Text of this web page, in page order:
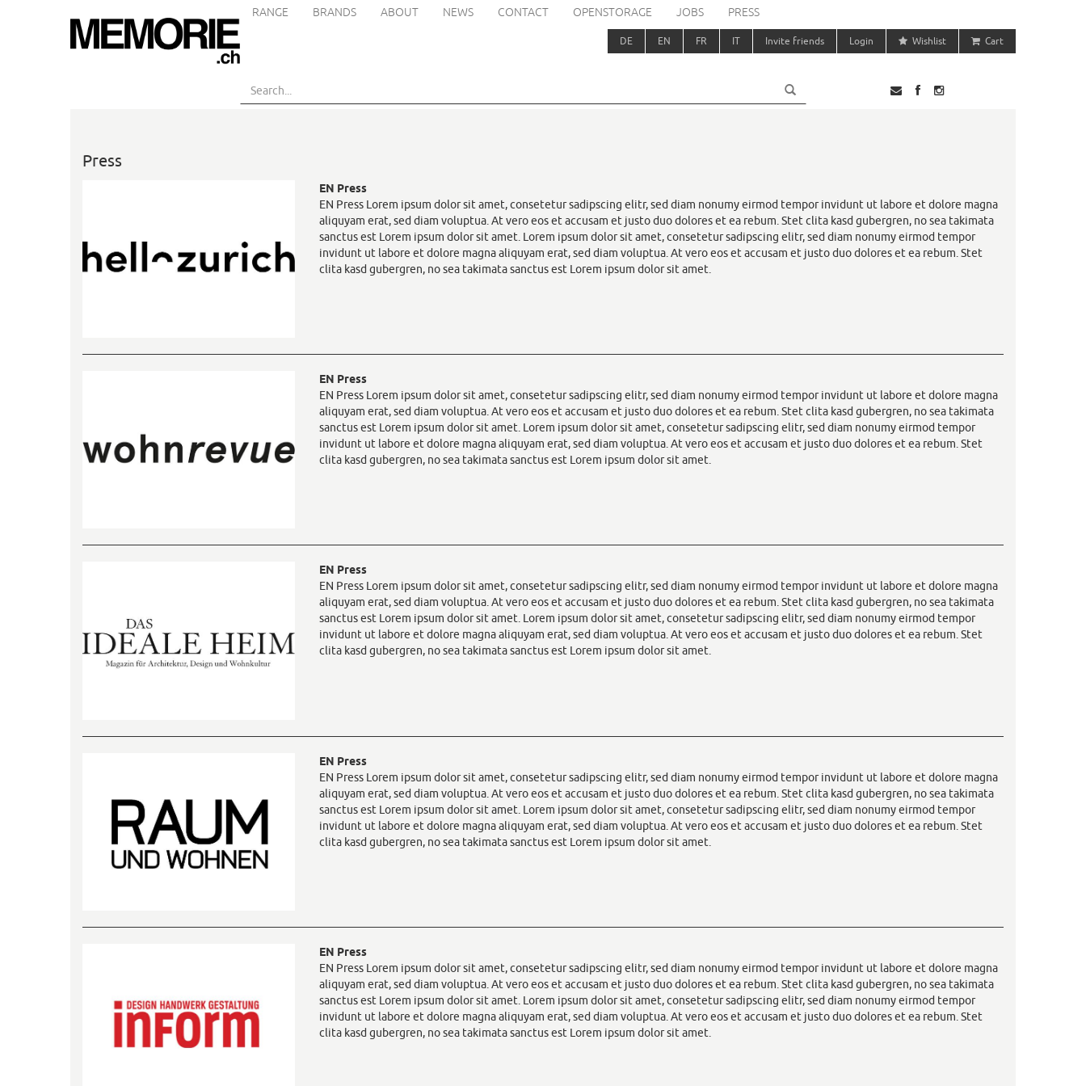
RANGE BRANDS ABOUT NEWS CONTACT OPENSTORAGE JOBS PRESS
DE EN FR IT Invite friends Login Wishlist Cart
Press
EN Press
EN Press Lorem ipsum dolor sit amet, consetetur sadipscing elitr, sed diam nonumy eirmod tempor invidunt ut labore et dolore magna
aliquyam erat, sed diam voluptua. At vero eos et accusam et justo duo dolores et ea rebum. Stet clita kasd gubergren, no sea takimata
sanctus est Lorem ipsum dolor sit amet. Lorem ipsum dolor sit amet, consetetur sadipscing elitr, sed diam nonumy eirmod tempor
invidunt ut labore et dolore magna aliquyam erat, sed diam voluptua. At vero eos et accusam et justo duo dolores et ea rebum. Stet
clita kasd gubergren, no sea takimata sanctus est Lorem ipsum dolor sit amet.
EN Press
EN Press Lorem ipsum dolor sit amet, consetetur sadipscing elitr, sed diam nonumy eirmod tempor invidunt ut labore et dolore magna
aliquyam erat, sed diam voluptua. At vero eos et accusam et justo duo dolores et ea rebum. Stet clita kasd gubergren, no sea takimata
sanctus est Lorem ipsum dolor sit amet. Lorem ipsum dolor sit amet, consetetur sadipscing elitr, sed diam nonumy eirmod tempor
invidunt ut labore et dolore magna aliquyam erat, sed diam voluptua. At vero eos et accusam et justo duo dolores et ea rebum. Stet
clita kasd gubergren, no sea takimata sanctus est Lorem ipsum dolor sit amet.
EN Press
EN Press Lorem ipsum dolor sit amet, consetetur sadipscing elitr, sed diam nonumy eirmod tempor invidunt ut labore et dolore magna
aliquyam erat, sed diam voluptua. At vero eos et accusam et justo duo dolores et ea rebum. Stet clita kasd gubergren, no sea takimata
sanctus est Lorem ipsum dolor sit amet. Lorem ipsum dolor sit amet, consetetur sadipscing elitr, sed diam nonumy eirmod tempor
invidunt ut labore et dolore magna aliquyam erat, sed diam voluptua. At vero eos et accusam et justo duo dolores et ea rebum. Stet
clita kasd gubergren, no sea takimata sanctus est Lorem ipsum dolor sit amet.
EN Press
EN Press Lorem ipsum dolor sit amet, consetetur sadipscing elitr, sed diam nonumy eirmod tempor invidunt ut labore et dolore magna
aliquyam erat, sed diam voluptua. At vero eos et accusam et justo duo dolores et ea rebum. Stet clita kasd gubergren, no sea takimata
sanctus est Lorem ipsum dolor sit amet. Lorem ipsum dolor sit amet, consetetur sadipscing elitr, sed diam nonumy eirmod tempor
invidunt ut labore et dolore magna aliquyam erat, sed diam voluptua. At vero eos et accusam et justo duo dolores et ea rebum. Stet
clita kasd gubergren, no sea takimata sanctus est Lorem ipsum dolor sit amet.
EN Press
EN Press Lorem ipsum dolor sit amet, consetetur sadipscing elitr, sed diam nonumy eirmod tempor invidunt ut labore et dolore magna
aliquyam erat, sed diam voluptua. At vero eos et accusam et justo duo dolores et ea rebum. Stet clita kasd gubergren, no sea takimata
sanctus est Lorem ipsum dolor sit amet. Lorem ipsum dolor sit amet, consetetur sadipscing elitr, sed diam nonumy eirmod tempor
invidunt ut labore et dolore magna aliquyam erat, sed diam voluptua. At vero eos et accusam et justo duo dolores et ea rebum. Stet
clita kasd gubergren, no sea takimata sanctus est Lorem ipsum dolor sit amet.